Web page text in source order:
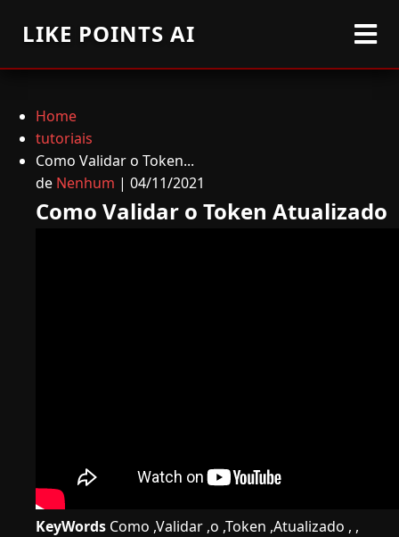
LIKE POINTS AI
Home
tutoriais
Como Validar o Token...
de Nenhum | 04/11/2021
Como Validar o Token Atualizado
KeyWords Como ,Validar ,o ,Token ,Atualizado , ,